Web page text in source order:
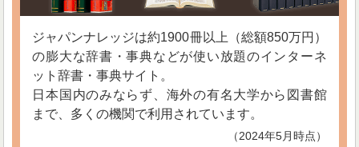
ジャパンナレッジは約1900冊以上（総額850万円）
の膨大な辞書・事典などが使い放題のインターネ
ット辞書・事典サイト。
日本国内のみならず、海外の有名大学から図書館
まで、多くの機関で利用されています。
（2024年5月時点）